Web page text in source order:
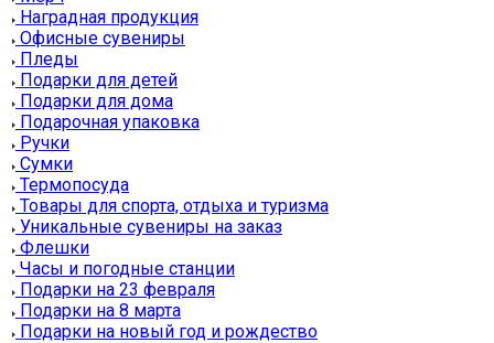
Наградная продукция
Офисные сувениры
Пледы
Подарки для детей
Подарки для дома
Подарочная упаковка
Ручки
Сумки
Термопосуда
Товары для спорта, отдыха и туризма
Уникальные сувениры на заказ
Флешки
Часы и погодные станции
Подарки на 23 февраля
Подарки на 8 марта
Подарки на новый год и рождество